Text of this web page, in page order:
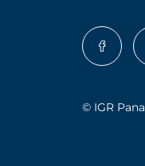
© IGR